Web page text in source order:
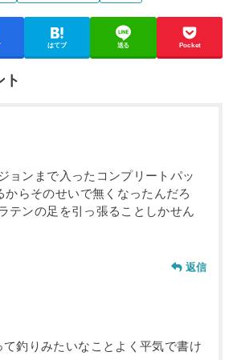
はてブ 送る Pocket
ト
ョンまで入ったコンプリートパッ
からそのせいで無くなったんだろ
テンの足を引っ張ることしかせん
返信
て釣りみたいなことよく平気で書け